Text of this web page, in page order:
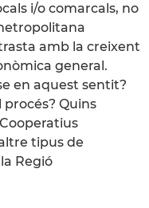
i/o comarcals, no
amb la creixent
general.
en aquest sentit?
Quins
tipus de
Regió